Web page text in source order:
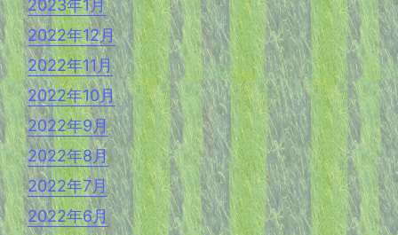
2023年1月
2022年12月
2022年11月
2022年10月
2022年9月
2022年8月
2022年7月
2022年6月